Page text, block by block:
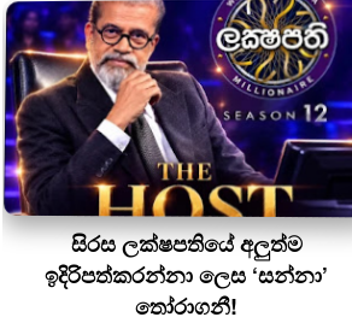
සිරස ලක්ෂපතියේ අලුත්ම
ඉදිරිපත්කරන්නා ලෙස ‘සන්නා’
තෝරාගනී!